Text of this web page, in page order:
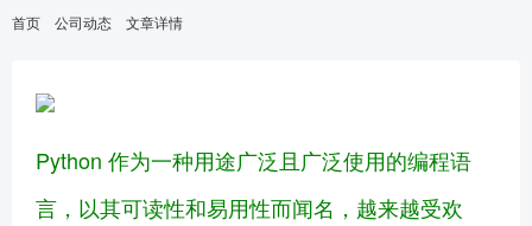
首页 公司动态 文章详情
Python 作为一种用途广泛且广泛使用的编程语
言，以其可读性和易用性而闻名，越来越受欢